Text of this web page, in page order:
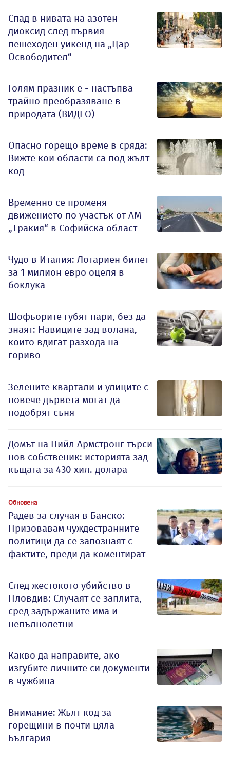
Спад в нивата на азотен
диоксид след първия
пешеходен уикенд на „Цар
Освободител“
Голям празник е - настъпва
трайно преобразяване в
природата (ВИДЕО)
Опасно горещо време в сряда:
Вижте кои области са под жълт
код
Временно се променя
движението по участък от АМ
„Тракия“ в Софийска област
Чудо в Италия: Лотариен билет
за 1 милион евро оцеля в
боклука
Шофьорите губят пари, без да
знаят: Навиците зад волана,
които вдигат разхода на
гориво
Зелените квартали и улиците с
повече дървета могат да
подобрят съня
Домът на Нийл Армстронг търси
нов собственик: историята зад
къщата за 430 хил. долара
Обновена
Радев за случая в Банско:
Призовавам чуждестранните
политици да се запознаят с
фактите, преди да коментират
След жестокото убийство в
Пловдив: Случаят се заплита,
сред задържаните има и
непълнолетни
Какво да направите, ако
изгубите личните си документи
в чужбина
Внимание: Жълт код за
горещини в почти цяла
България